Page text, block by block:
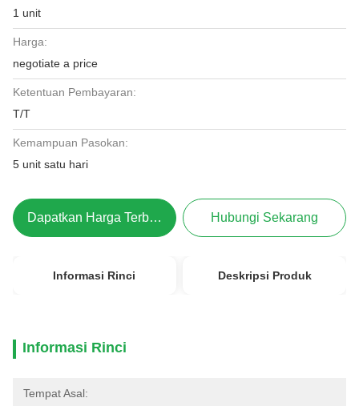
1 unit
Harga:
negotiate a price
Ketentuan Pembayaran:
T/T
Kemampuan Pasokan:
5 unit satu hari
Dapatkan Harga Terbaik Hubungi Sekarang
Informasi Rinci Deskripsi Produk
Informasi Rinci
Tempat Asal: